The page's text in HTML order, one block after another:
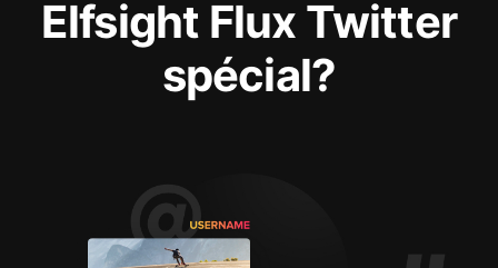
Elfsight Flux Twitter
spécial?